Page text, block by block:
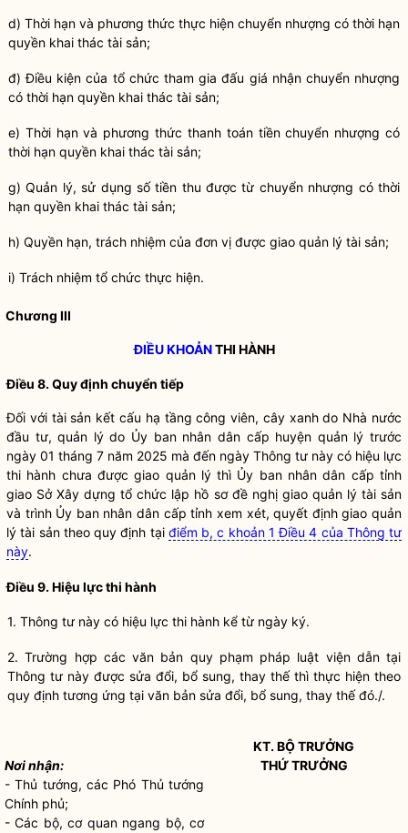
d) Thời hạn và phương thức thực hiện chuyển nhượng có thời hạn
quyền khai thác tài sản;
đ) Điều kiện của tổ chức tham gia đấu giá nhận chuyển nhượng
có thời hạn quyền khai thác tài sản;
e) Thời hạn và phương thức thanh toán tiền chuyển nhượng có
thời hạn quyền khai thác tài sản;
g) Quản lý, sử dụng số tiền thu được từ chuyển nhượng có thời
hạn quyền khai thác tài sản;
h) Quyền hạn, trách nhiệm của đơn vị được giao quản lý tài sản;
i) Trách nhiệm tổ chức thực hiện.
Chương III
ĐIỀU KHOẢNTHI HÀNH
Điều 8. Quy định chuyển tiếp
Đối với tài sản kết cấu hạ tầngcông viên, cây xanhdo Nhà nước
đầu tư, quản lý do Ủy ban nhân dâncấp huyện quản lý trước
ngày 01 tháng 7 năm 2025 mà đến ngày Thông tư này có hiệu lực
thi hành chưa được giao quản lý thì Ủy ban nhân dân cấp tỉnh
giao Sở Xây dựng tổ chức lập hồ sơ đề nghị giao quản lý tài sản
và trình Ủy ban nhân dân cấp tỉnh xem xét, quyết định giaoquản
lý tài sảntheo quy định tại điểm b, c khoản 1 Điều 4 của Thông tư
này.
Điều 9. Hiệu lực thi hành
1. Thông tư này có hiệu lực thi hành kể từ ngày ký.
2. Trường hợp các văn bản quy phạm pháp luật viện dẫn tại
Thông tư này được sửa đổi, bổ sung, thay thế thì thực hiện theo
quy định tương ứng tại văn bản sửa đổi, bổ sung, thay thế đó./.
Nơi nhận:
- Thủ tướng, các Phó Thủ tướng
Chính phủ;
- Các bộ, cơ quan ngang bộ, cơ
KT.BỘ TRƯỞNG
THỨ TRƯỞNG